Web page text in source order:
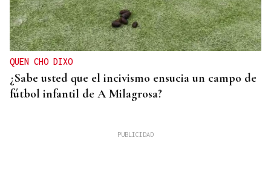
QUEN CHO DIXO
¿Sabe usted que el incivismo ensucia un campo de
fútbol infantil de A Milagrosa?